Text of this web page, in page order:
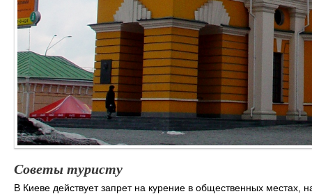
Советы туристу
В Киеве действует запрет на курение в общественных